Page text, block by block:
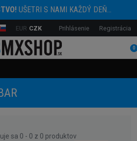
UŠETRI S NAMI KAŽDÝ DEŇ...
EUR CZK Prihlásenie Registrácia
0
sa 0 - 0 z 0 produktov